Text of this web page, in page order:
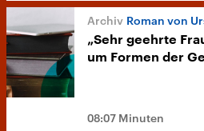
Roman von
„Sehr geehrte
um Formen der
08:07 Minuten